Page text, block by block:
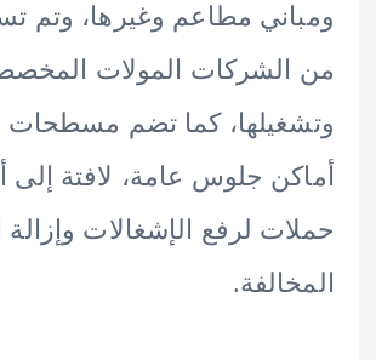
مطاعم وغيرها، وتم تسليم
المولات المخصصة لها
كما تضم مسطحات خضراء
جلوس عامة، لافتة إلى أنه
لرفع الإشغالات وإزالة